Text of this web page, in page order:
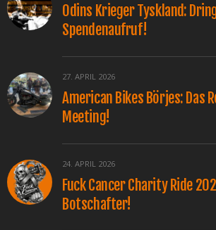
Odins Krieger Tyskland:
Spendenaufruf!
27. APRIL 2026
American Bikes Börjes: Das
Meeting!
24. APRIL 2026
Fuck Cancer Charity Ride
Botschafter!